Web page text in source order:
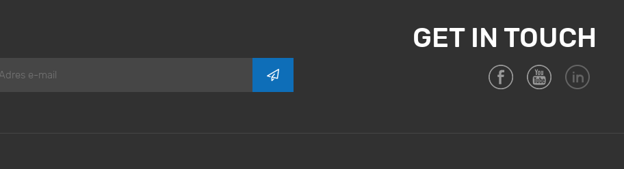
GET IN TOUCH